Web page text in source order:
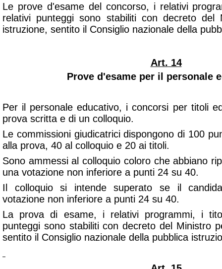
Le prove d'esame del concorso, i relativi
relativi punteggi sono stabiliti con decreto del
istruzione, sentito il Consiglio nazionale della
Art. 14
Prove d'esame per il personale
Per il personale educativo, i concorsi per titoli
prova scritta e di un colloquio.
Le commissioni giudicatrici dispongono di 100
alla prova, 40 al colloquio e 20 ai titoli.
Sono ammessi al colloquio coloro che abbiano
una votazione non inferiore a punti 24 su 40.
Il colloquio si intende superato se il
votazione non inferiore a punti 24 su 40.
La prova di esame, i relativi programmi, i
punteggi sono stabiliti con decreto del Ministro
sentito il Consiglio nazionale della pubblica